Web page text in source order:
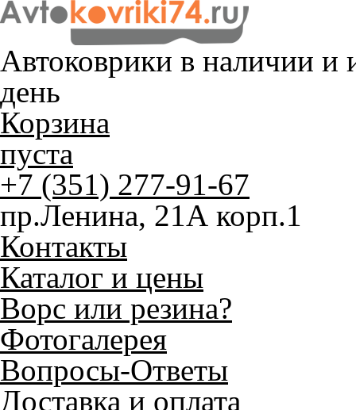
Автоковрики в наличии и
день
Корзина
пуста
+7 (351) 277-91-67
пр.Ленина, 21А корп.1
Контакты
Каталог и цены
Ворс или резина?
Фотогалерея
Вопросы-Ответы
Доставка и оплата